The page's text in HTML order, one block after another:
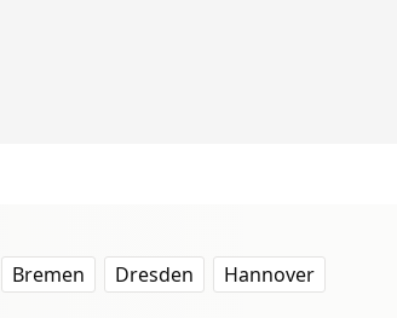
Bremen Dresden
Hannover